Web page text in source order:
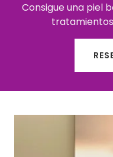
Consigue una piel